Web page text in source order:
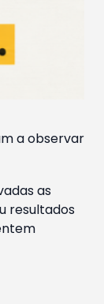
a observar
as
resultados